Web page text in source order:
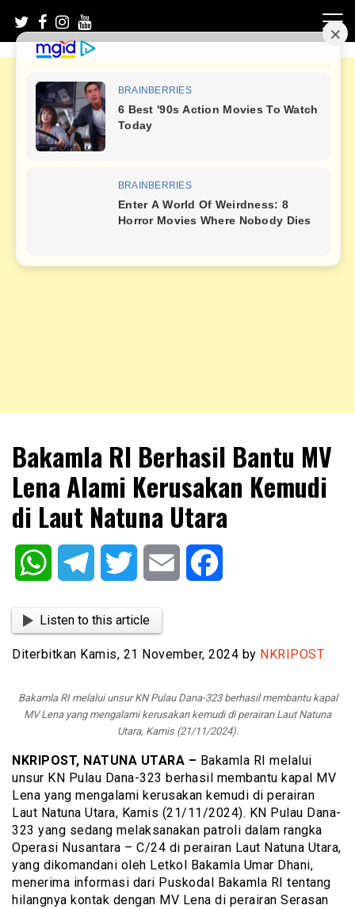
content
NKRIPOST
Bakamla RI Berhasil Bantu MV
Lena Alami Kerusakan Kemudi
di Laut Natuna Utara
WhatsAppTelegram Twitter Email
Listen to this article
Diterbitkan Kamis, 21 November, 2024 by NKRIPOST
Bakamla RI melalui unsur KN Pulau Dana-323 berhasil membantu kapal
MV Lena yang mengalami kerusakan kemudi di perairan Laut Natuna
Utara, Kamis (21/11/2024).
NKRIPOST, NATUNA UTARA – Bakamla RI melalui
unsur KN Pulau Dana-323 berhasil membantu kapal MV
Lena yang mengalami kerusakan kemudi di perairan
Laut Natuna Utara, Kamis (21/11/2024). KN Pulau Dana-
323 yang sedang melaksanakan patroli dalam rangka
Operasi Nusantara – C/24 di perairan Laut Natuna Utara,
yang dikomandani oleh Letkol Bakamla Umar Dhani,
menerima informasi dari Puskodal Bakamla RI tentang
hilangnya kontak dengan MV Lena di perairan Serasan